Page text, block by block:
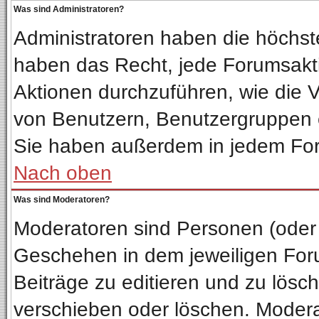
Was sind Administratoren?
Administratoren haben die
haben das Recht, jede
Aktionen durchzuführen, wie die
von Benutzern,
Sie haben außerdem in jedem
Nach oben
Was sind Moderatoren?
Moderatoren sind Personen
Geschehen in dem jeweiligen
Beiträge zu editieren und zu
verschieben oder löschen.